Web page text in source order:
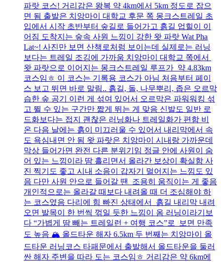
파랏 코스! 거리감은 왕복 약 4km에서 5km 정도로 잡으
면 됨 출발은 치앙마이 대학교 후문 쪽 몽크스트레일 초
입에서 시작 초반부터 숲길로 들어가고 흙길 업힐이 이
어짐 도착지는 숲속 사원 느낌이 강한 왓 파랏 Wat Pha
Lat~! 사진만 보면 산책로처럼 보이는데 실제로는 러닝
보다는 트레일 조깅에 가까움 치앙마이 대학교 쪽에서
왓 파랏으로 이어지는 몽크스트레일 루프가 약 4.83km
코스임ㅎ 이 코스는 기록용 코스가 아님 처음부터 페이
스 보고 뛰면 바로 말림.. 흙길, 돌, 나무뿌리, 좁은 오르막
습한 숲 공기 이런 게 섞여 있어서 오르막은 파워워킹 섞
고 뛸 수 있는 구간만 짧게 뛰는 게 맞음 신발도 일반 로
드화보다는 접지 괜찮은 러닝화나 트레일화가 편함 비
온 다음 날에는 흙이 미끄러울 수 있어서 내리막에서 속
도 욕심내면 안 됨 왓 파랏은 치앙마이 시내랑 가까운데
막상 들어가면 완전 다른 분위기임 정글 안에 사원이 숨
어 있는 느낌이라 땀 흘리면서 올라간 보상이 확실함 사
진 찍기도 좋고 시내 소음이 갑자기 멀어지는 느낌도 있
음 다만 사원 안으로 들어갈 땐 조용히 움직이는 게 좋음
개인적으로는 올라갈 때보다 내려올 때 더 조심해야 하
는 코스였음 다리에 힘 빠진 상태에서 흙길 내리막 내려
오면 발목이 한 번씩 꺾일 듯한 느낌이 옴 러닝이라기보
다 “가볍게 땀 빼는 트레일런 + 여행 코스”로 보면 만족
도 높음 🏔️ 올드타운 해자 6.5km 두 번째는 치앙마이 올
드타운 러닝코스 타패문에서 출발해서 올드타운을 둘러
싼 해자 주변을 따라 도는 코스임ㅎ 거리감은 약 6km에